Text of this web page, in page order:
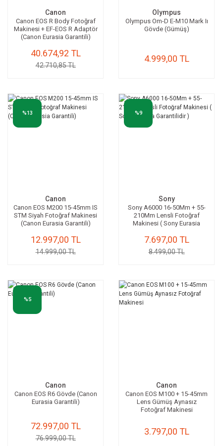
Canon
Canon EOS R Body Fotoğraf
Makinesi + EF-EOS R Adaptör
(Canon Eurasia Garantili)
40.674,92 TL
42.710,85 TL
Olympus
Olympus Om-D E-M10 Mark Iı
Gövde (Gümüş)
4.999,00 TL
%13
Canon
Canon EOS M200 15-45mm IS
STM Siyah Fotoğraf Makinesi
(Canon Eurasia Garantili)
12.997,00 TL
14.999,00 TL
%9
Sony
Sony A6000 16-50Mm + 55-
210Mm Lensli Fotoğraf
Makinesi ( Sony Eurasia
7.697,00 TL
8.499,00 TL
%5
Canon
Canon EOS R6 Gövde (Canon
Eurasia Garantili)
72.997,00 TL
76.999,00 TL
Canon
Canon EOS M100 + 15-45mm
Lens Gümüş Aynasız
Fotoğraf Makinesi
3.797,00 TL
Mikrofonlar